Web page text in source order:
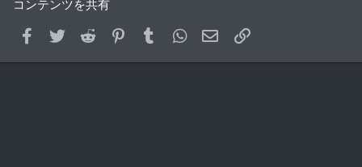
コンテンツを共有
Facebook
TwitterReddit PinterestTumblrWhatsAppメールアドレス
Link